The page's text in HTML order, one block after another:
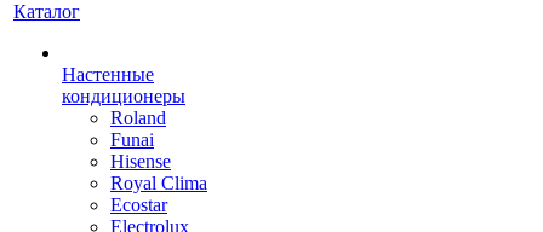
Каталог
Настенные
кондиционеры
Roland
Funai
Hisense
Royal Clima
Ecostar
Electrolux